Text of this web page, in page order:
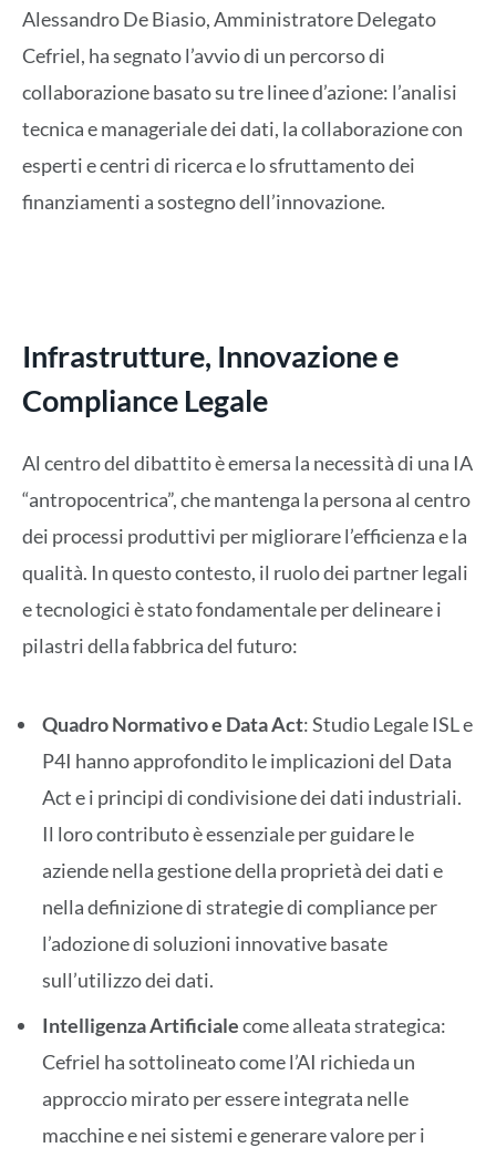
Alessandro De Biasio, Amministratore Delegato
Cefriel, ha segnato l’avvio di un percorso di
collaborazione basato su tre linee d’azione: l’analisi
tecnica e manageriale dei dati, la collaborazione con
esperti e centri di ricerca e lo sfruttamento dei
finanziamenti a sostegno dell’innovazione.
Infrastrutture, Innovazione e
Compliance Legale
Al centro del dibattito è emersa la necessità di una IA
“antropocentrica”, che mantenga la persona al centro
dei processi produttivi per migliorare l’efficienza e la
qualità. In questo contesto, il ruolo dei partner legali
e tecnologici è stato fondamentale per delineare i
pilastri della fabbrica del futuro:
Quadro Normativo e Data Act: Studio Legale ISL e
P4I hanno approfondito le implicazioni del Data
Act e i principi di condivisione dei dati industriali.
Il loro contributo è essenziale per guidare le
aziende nella gestione della proprietà dei dati e
nella definizione di strategie di compliance per
l’adozione di soluzioni innovative basate
sull’utilizzo dei dati.
Intelligenza Artificialecome alleata strategica:
Cefriel ha sottolineato come l’AI richieda un
approccio mirato per essere integrata nelle
macchine e nei sistemi e generare valore per i